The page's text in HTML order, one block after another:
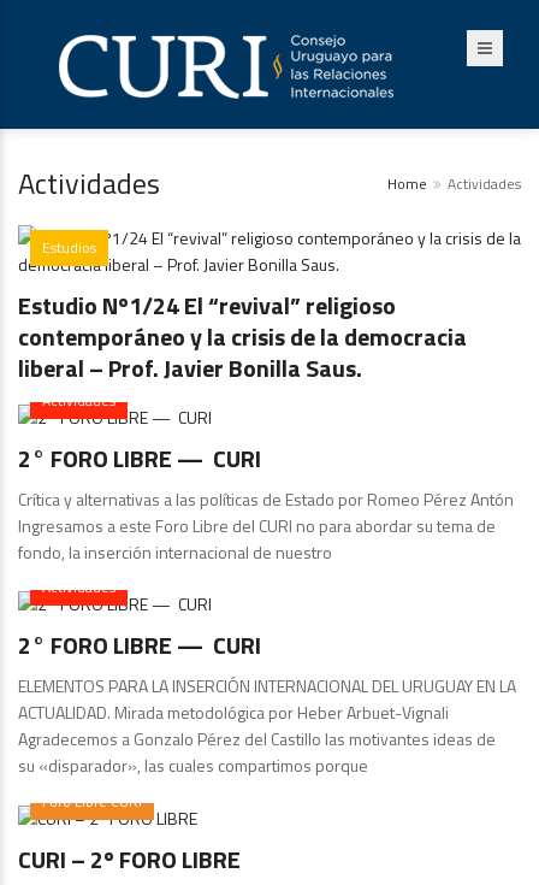
Actividades Home Actividades
Estudios
Estudio Nº1/24 El “revival” religioso
contemporáneo y la crisis de la democracia
liberal – Prof. Javier Bonilla Saus.
Actividades
2° FORO LIBRE — CURI
Crítica y alternativas a las políticas de Estado por Romeo Pérez Antón
Ingresamos a este Foro Libre del CURI no para abordar su tema de
fondo, la inserción internacional de nuestro
Actividades
2° FORO LIBRE — CURI
ELEMENTOS PARA LA INSERCIÓN INTERNACIONAL DEL URUGUAY EN LA
ACTUALIDAD. Mirada metodológica por Heber Arbuet-Vignali
Agradecemos a Gonzalo Pérez del Castillo las motivantes ideas de
su «disparador», las cuales compartimos porque
Foro Libre CURI
CURI – 2º FORO LIBRE